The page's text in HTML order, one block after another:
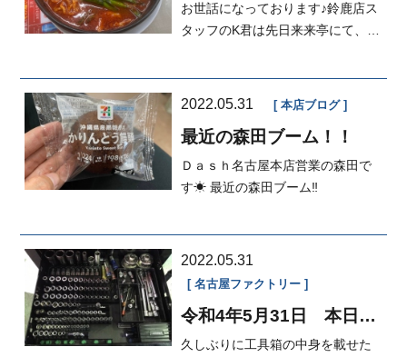
お世話になっております♪鈴鹿店ス
タッフのK君は先日来来亭にて、旨
2022.05.31 本店ブログ
最近の森田ブーム！！
Ｄａｓｈ名古屋本店営業の森田で
す☀ 最近の森田ブーム‼️
2022.05.31
名古屋ファクトリー
令和4年5月31日 本日の
久しぶりに工具箱の中身を載せた